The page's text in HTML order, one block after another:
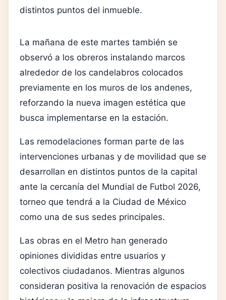
distintos puntos del inmueble.
La mañana de este martes también se
observó a los obreros instalando marcos
alrededor de los candelabros colocados
previamente en los muros de los andenes,
reforzando la nueva imagen estética que
busca implementarse en la estación.
Las remodelaciones forman parte de las
intervenciones urbanas y de movilidad que se
desarrollan en distintos puntos de la capital
ante la cercanía del Mundial de Futbol 2026,
torneo que tendrá a la Ciudad de México
como una de sus sedes principales.
Las obras en el Metro han generado
opiniones divididas entre usuarios y
colectivos ciudadanos. Mientras algunos
consideran positiva la renovación de espacios